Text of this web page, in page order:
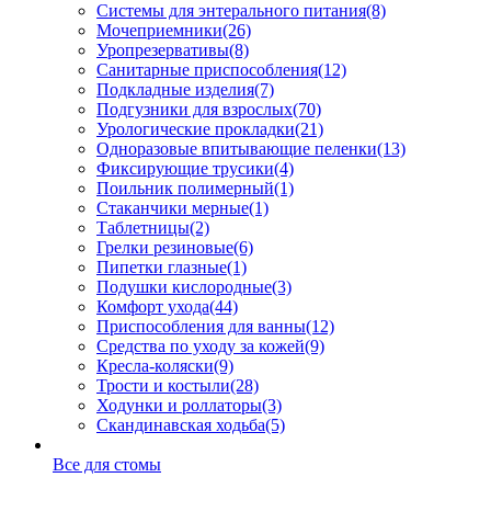
Системы для энтерального питания(8)
Мочеприемники(26)
Уропрезервативы(8)
Санитарные приспособления(12)
Подкладные изделия(7)
Подгузники для взрослых(70)
Урологические прокладки(21)
Одноразовые впитывающие пеленки(13)
Фиксирующие трусики(4)
Поильник полимерный(1)
Стаканчики мерные(1)
Таблетницы(2)
Грелки резиновые(6)
Пипетки глазные(1)
Подушки кислородные(3)
Комфорт ухода(44)
Приспособления для ванны(12)
Средства по уходу за кожей(9)
Кресла-коляски(9)
Трости и костыли(28)
Ходунки и роллаторы(3)
Скандинавская ходьба(5)
Все для стомы